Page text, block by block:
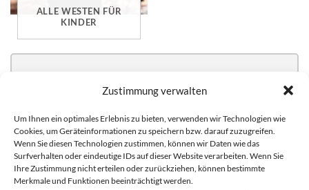
Zustimmung verwalten
Um Ihnen ein optimales Erlebnis zu bieten, verwenden wir Technologien wie
Cookies, um Geräteinformationen zu speichern bzw. darauf zuzugreifen.
Wenn Sie diesen Technologien zustimmen, können wir Daten wie das
Surfverhalten oder eindeutige IDs auf dieser Website verarbeiten. Wenn Sie
Ihre Zustimmung nicht erteilen oder zurückziehen, können bestimmte
Merkmale und Funktionen beeinträchtigt werden.
anbieten, aufgeteilt nach Farbe, sodass Sie einen
Produkten erhalten. So stehen reguläre Warnwesten
mit zwei Leuchtstreifen, Modelle mit 4 Leuchtstreifen,
mit Reißverschluss, mit Taschem, Exekutiv-Westen,
Multiwesten als auch Signalwesten zur Verfügung, von
ALLE WESTEN FÜR
KINDER